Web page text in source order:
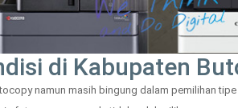
di Kabupaten
namun masih bingung dalam pemilihan